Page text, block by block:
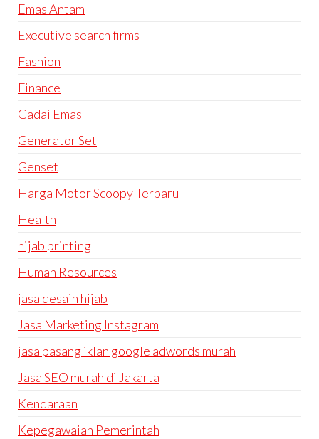
Emas Antam
Executive search firms
Fashion
Finance
Gadai Emas
Generator Set
Genset
Harga Motor Scoopy Terbaru
Health
hijab printing
Human Resources
jasa desain hijab
Jasa Marketing Instagram
jasa pasang iklan google adwords murah
Jasa SEO murah di Jakarta
Kendaraan
Kepegawaian Pemerintah